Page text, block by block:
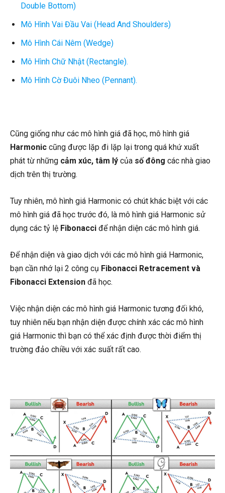
Double Bottom)
Mô Hình Vai Đầu Vai (Head And Shoulders)
Mô Hình Cái Nêm (Wedge)
Mô Hình Chữ Nhật (Rectangle).
Mô Hình Cờ Đuôi Nheo (Pennant).
Cũng giống như các mô hình giá đã học, mô hình giá
Harmonic cũng được lặp đi lặp lại trong quá khứ xuất
phát từ những cảm xúc, tâm lý của số đông các nhà giao
dịch trên thị trường.
Tuy nhiên, mô hình giá Harmonic có chút khác biệt với các
mô hình giá đã học trước đó, là mô hình giá Harmonic sử
dụng các tỷ lệ Fibonacci để nhận diện các mô hình giá.
Để nhận diện và giao dịch với các mô hình giá Harmonic,
bạn cần nhớ lại 2 công cụ Fibonacci Retracement và
Fibonacci Extension đã học.
Việc nhận diện các mô hình giá Harmonic tương đối khó,
tuy nhiên nếu bạn nhận diện được chính xác các mô hình
giá Harmonic thì bạn có thể xác định được thời điểm thị
trường đảo chiều với xác suất rất cao.